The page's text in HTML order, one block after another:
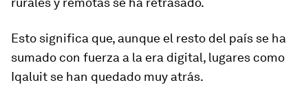
Esto significa que, aunque el resto del país se ha
sumado con fuerza a la era digital, lugares como
Iqaluit se han quedado muy atrás.